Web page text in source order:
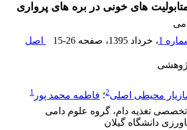
های خونی در بره های پرواری
، خرداد 1395 ، صفحه 15-26
اصل
محیطی اصلی2؛ فاطمه محمد پور 1
تغذیه دام، گروه علوم دامی
دانشگاه گیلان